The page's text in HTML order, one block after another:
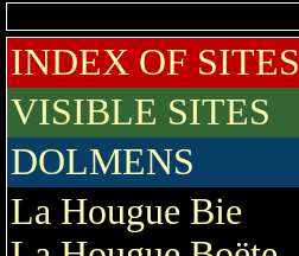
INDEX OF SITES
VISIBLE SITES
DOLMENS
La Hougue Bie